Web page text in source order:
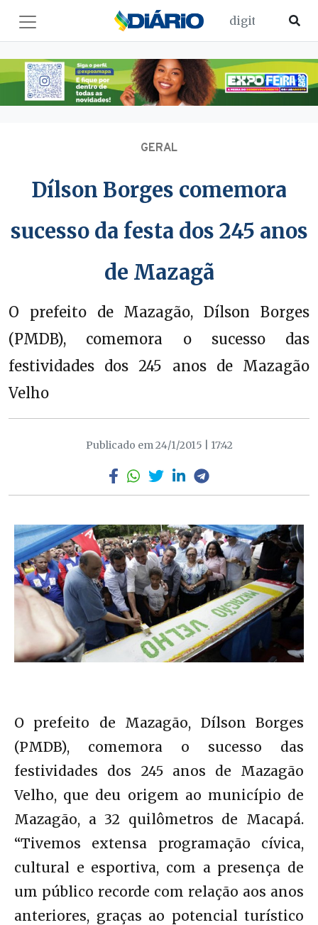
GERAL
Dílson Borges comemora
sucesso da festa dos 245 anos
de Mazagã
O prefeito de Mazagão, Dílson Borges
(PMDB), comemora o sucesso das
festividades dos 245 anos de Mazagão
Velho
Publicado em 24/1/2015 | 17:42
O prefeito de Mazagão, Dílson Borges
(PMDB), comemora o sucesso das
festividades dos 245 anos de Mazagão
Velho, que deu origem ao município de
Mazagão, a 32 quilômetros de Macapá.
“Tivemos extensa programação cívica,
cultural e esportiva, com a presença de
um público recorde com relação aos anos
anteriores, graças ao potencial turístico